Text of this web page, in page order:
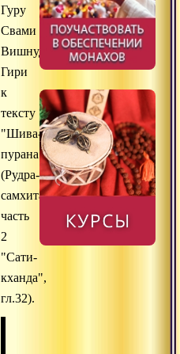
Гуру
Свами
Вишнудевананда
Гири
к
тексту
"Шива-
пурана"
(Рудра-
самхита,
часть
2
"Сати-
кханда",
гл.32).